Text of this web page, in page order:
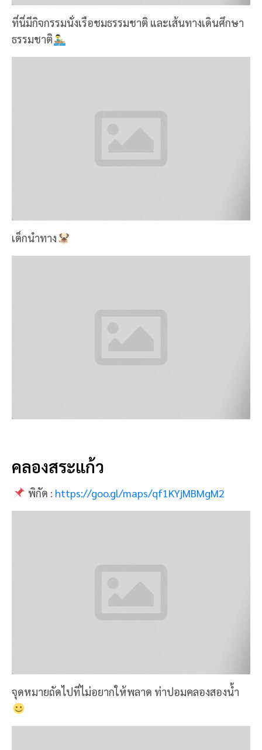
ที่นี่มีกิจกรรมนั่งเรือชมธรรมชาติ และเส้นทางเดินศึกษา
ธรรมชาติ
เด็กนำทาง
คลองสระแก้ว
พิกัด : https://goo.gl/maps/qf1KYjMBMgM2
จุดหมายถัดไปที่ไม่อยากให้พลาด ท่าปอมคลองสองน้ำ